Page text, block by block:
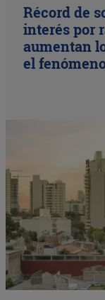
Récord de
interés por
aumentan
el